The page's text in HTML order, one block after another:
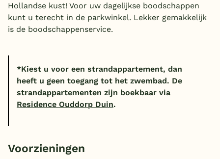
Hollandse kust! Voor uw dagelijkse boodschappen
kunt u terecht in de parkwinkel. Lekker gemakkelijk
is de boodschappenservice.
*Kiest u voor een strandappartement, dan
heeft u geen toegang tot het zwembad. De
strandappartementen zijn boekbaar via
Residence Ouddorp Duin.
Voorzieningen